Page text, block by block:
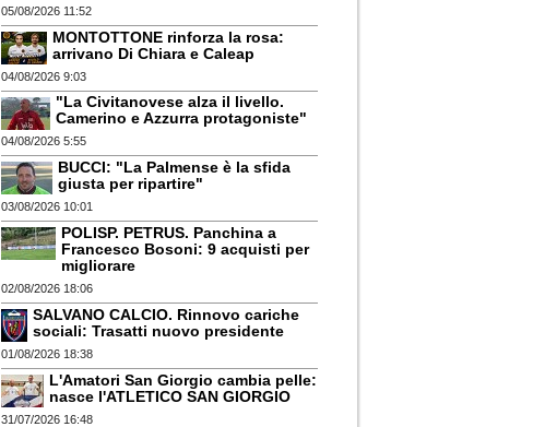
05/08/2026 11:52
MONTOTTONE rinforza la rosa:
arrivano Di Chiara e Caleap
04/08/2026 9:03
"La Civitanovese alza il livello.
Camerino e Azzurra protagoniste"
04/08/2026 5:55
BUCCI: "La Palmense è la sfida
giusta per ripartire"
03/08/2026 10:01
POLISP. PETRUS. Panchina a
Francesco Bosoni: 9 acquisti per
migliorare
02/08/2026 18:06
SALVANO CALCIO. Rinnovo cariche
sociali: Trasatti nuovo presidente
01/08/2026 18:38
L'Amatori San Giorgio cambia pelle:
nasce l'ATLETICO SAN GIORGIO
31/07/2026 16:48